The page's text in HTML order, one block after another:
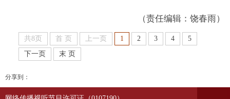
（责任编辑：饶春雨）
共8页 首 页 上一页 1 2 3 4
5
下一页
末 页
分享到：